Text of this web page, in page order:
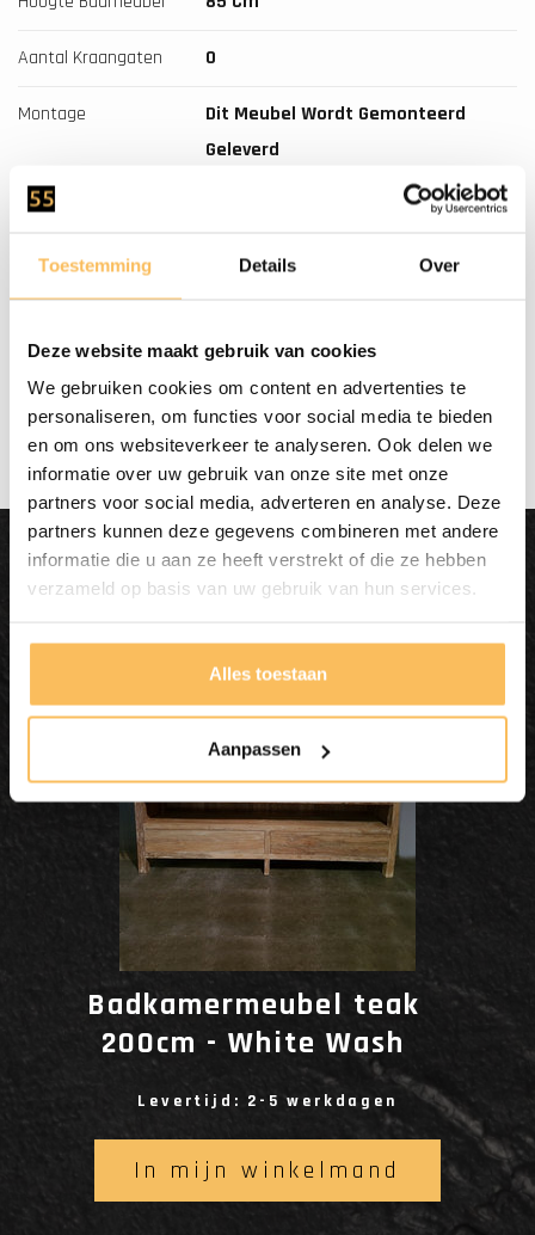
Toestemming Details Over
Deze website maakt gebruik van cookies
We gebruiken cookies om content en advertenties te
personaliseren, om functies voor social media te bieden
en om ons websiteverkeer te analyseren. Ook delen we
informatie over uw gebruik van onze site met onze
partners voor social media, adverteren en analyse. Deze
partners kunnen deze gegevens combineren met andere
informatie die u aan ze heeft verstrekt of die ze hebben
verzameld op basis van uw gebruik van hun services.
Alles toestaan
Aanpassen
Aantal Kraangaten 0
Montage
Dit Meubel Wordt Gemonteerd
Geleverd
Soft-Close
Gratis bezorgd
Dit wordt'n
Enjoy
Badkamermeubel teak
200cm - White Wash
Levertijd: 2-5 werkdagen
In mijn winkelmand